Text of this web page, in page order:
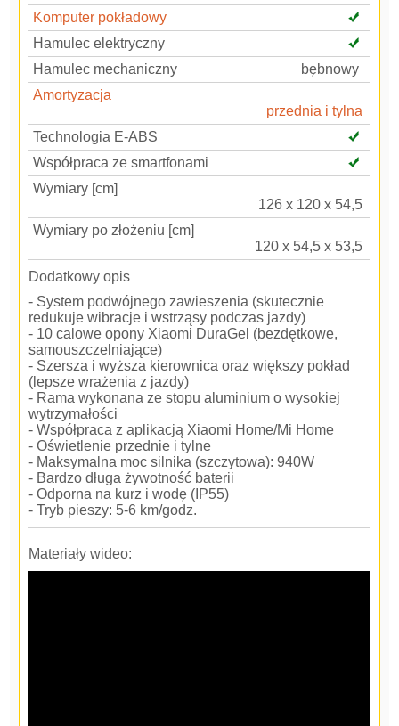
Komputer pokładowy
Hamulec elektryczny
Hamulec mechaniczny
bębnowy
Amortyzacja
przednia i tylna
Technologia E-ABS
Współpraca ze smartfonami
Wymiary [cm]
126 x 120 x 54,5
Wymiary po złożeniu [cm]
120 x 54,5 x 53,5
Dodatkowy opis
- System podwójnego zawieszenia (skutecznie
redukuje wibracje i wstrząsy podczas jazdy)
- 10 calowe opony Xiaomi DuraGel (bezdętkowe,
samouszczelniające)
- Szersza i wyższa kierownica oraz większy pokład
(lepsze wrażenia z jazdy)
- Rama wykonana ze stopu aluminium o wysokiej
wytrzymałości
- Współpraca z aplikacją Xiaomi Home/Mi Home
- Oświetlenie przednie i tylne
- Maksymalna moc silnika (szczytowa): 940W
- Bardzo długa żywotność baterii
- Odporna na kurz i wodę (IP55)
- Tryb pieszy: 5-6 km/godz.
Materiały wideo: